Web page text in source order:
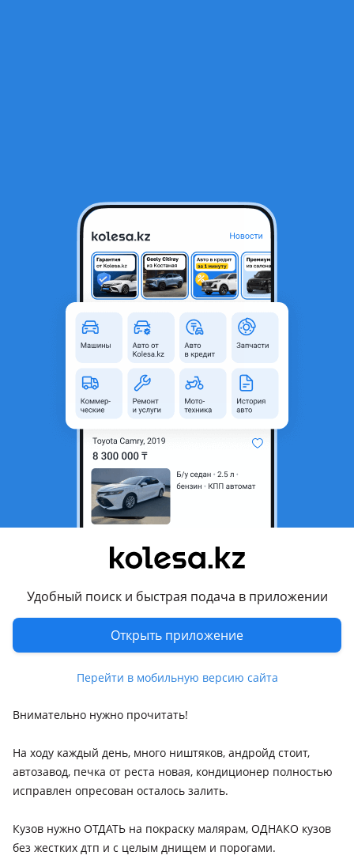
Удобный поиск и быстрая подача в приложении
Открыть приложение
Перейти в мобильную версию сайта
BMW 728 1996 года
Объявление находится в архиве и может быть
Алматы, Алматинская
1994 - 1998 E38
Седан
Объем двигателя, л
Коробка передач
Задний привод
Растаможен в Казахстане
Да
Комментарий продавца
E38 LONG (Лонг). С завода 2, 8
Внимательно нужно прочитать!
На ходу каждый день, много ништяков, андройд стоит,
автозавод, печка от реста новая, кондиционер полностью
исправлен опресован осталось залить.
Кузов нужно ОТДАТЬ на покраску малярам, ОДНАКО кузов
без жестких дтп и с целым днищем и порогами.